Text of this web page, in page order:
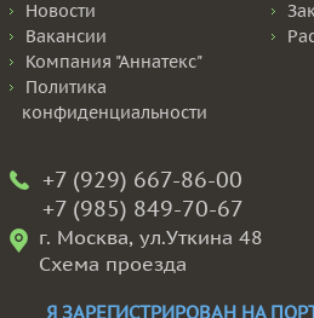
Новости
Вакансии
Компания "Аннатекс"
Политика
конфиденциальности
+7 (929) 667-86-00
+7 (985) 849-70-67
г. Москва, ул.Уткина 48
Схема проезда
Я ЗАРЕГИСТРИРОВАН НА